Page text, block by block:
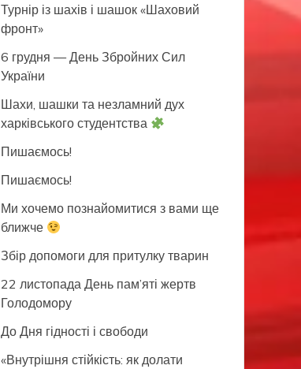
Турнір із шахів і шашок «Шаховий
фронт»
6 грудня — День Збройних Сил
України
Шахи, шашки та незламний дух
харківського студентства
Пишаємось!
Пишаємось!
Ми хочемо познайомитися з вами ще
ближче
Збір допомоги для притулку тварин
22 листопада День пам’яті жертв
Голодомору
До Дня гідності і свободи
«Внутрішня стійкість: як долати